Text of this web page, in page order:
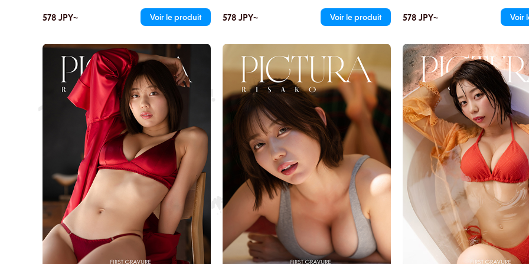
hanches, la jupe mini telle quelle, vous exposant ses
courbes innocentes. Vous retenez votre souffle à
578 JPY~ Voir le produit
généreusement son anatomie à l'avant comme à
l'arrière. Lorsque vous jetez un œil au lit à travers le
578 JPY~ Voir le produit
apparaissent en même temps. Vous
contours qui se dessinent sur sa peau
578 JPY~ Voir